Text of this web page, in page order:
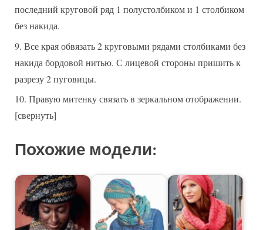
последний круговой ряд 1 полустолбиком и 1 столбиком
без накида.
Все края обвязать 2 круговыми рядами столбиками без
накида бордовой нитью. С лицевой стороны пришить к
разрезу 2 пуговицы.
Правую митенку связать в зеркальном отображении.
[свернуть]
Похожие модели: